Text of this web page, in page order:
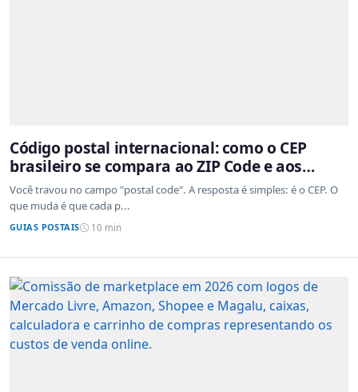
Código postal internacional: como o CEP
brasileiro se compara ao ZIP Code e aos
sistemas de outros países
Você travou no campo "postal code". A resposta é simples: é o CEP. O
que muda é que cada p...
GUIAS POSTAIS 10 min